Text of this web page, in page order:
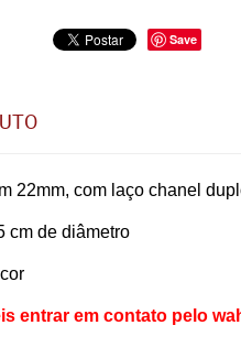
Save
22mm, com laço chanel
cm de diâmetro
entrar em contato pelo